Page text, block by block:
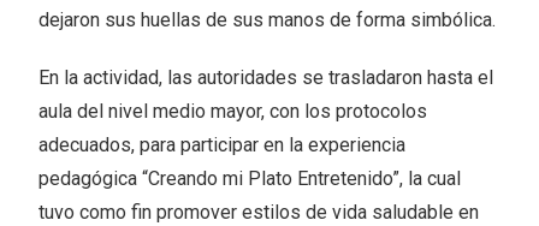
dejaron sus huellas de sus manos de forma simbólica.
En la actividad, las autoridades se trasladaron hasta el
aula del nivel medio mayor, con los protocolos
adecuados, para participar en la experiencia
pedagógica “Creando mi Plato Entretenido”, la cual
tuvo como fin promover estilos de vida saludable en